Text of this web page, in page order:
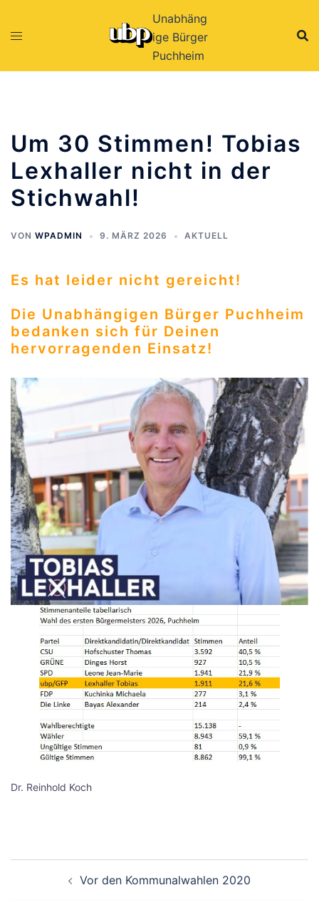
Unabhäng
ige Bürger
Puchheim
Um 30 Stimmen! Tobias
Lexhaller nicht in der
Stichwahl!
VON WPADMIN 9. MÄRZ 2026 AKTUELL
Es hat leider nicht gereicht!
Die Unabhängigen Bürger Puchheim
bedanken sich für Deinen
hervorragenden Einsatz!
Dr. Reinhold Koch
Vor den Kommunalwahlen 2020